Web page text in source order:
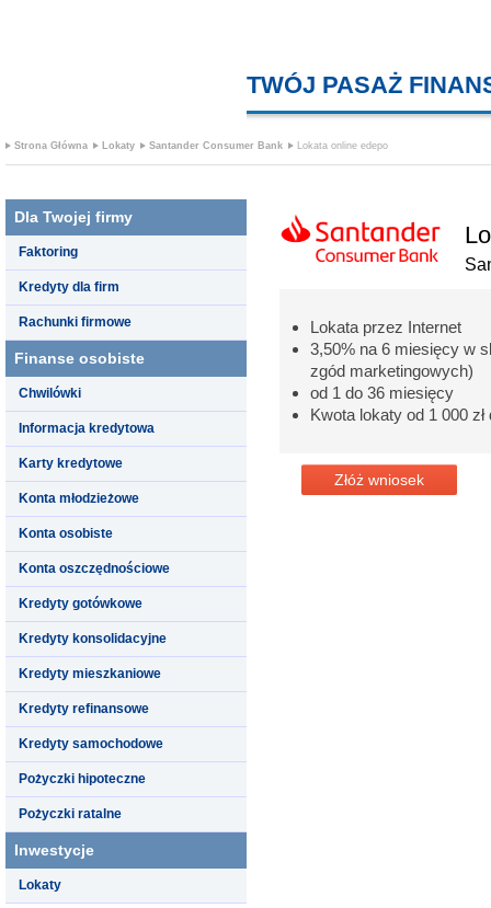
TWÓJ PASAŻ
Strona Główna Lokaty Santander Consumer Bank Lokata online edepo
Dla Twojej firmy
Faktoring
Kredyty dla firm
Rachunki firmowe
Finanse osobiste
Chwilówki
Informacja kredytowa
Karty kredytowe
Konta młodzieżowe
Konta osobiste
Konta oszczędnościowe
Kredyty gotówkowe
Kredyty konsolidacyjne
Kredyty mieszkaniowe
Kredyty refinansowe
Kredyty samochodowe
Pożyczki hipoteczne
Pożyczki ratalne
Inwestycje
Lokaty
Lokata przez Internet
3,50% na 6 miesięcy w
zgód marketingowych)
od 1 do 36 miesięcy
Kwota lokaty od 1 000 zł
Złóż wniosek